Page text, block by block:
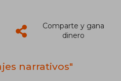
Comparte y gana
dinero
narrativos"